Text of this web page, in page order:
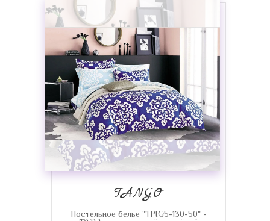
TANGO
Постельное белье "TPIG5-130-50" -